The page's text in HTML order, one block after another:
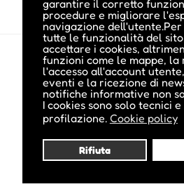
garantire il corretto
procedure e migliorare
navigazione
tutte le funzionalità del
accettare i cookies,
funzioni come le mappe, la
l'accesso all'account
eventi e la ricezione di
notifiche informative non
I cookies sono solo tecnici e
profilazione. Cookie policy
Rifiuta